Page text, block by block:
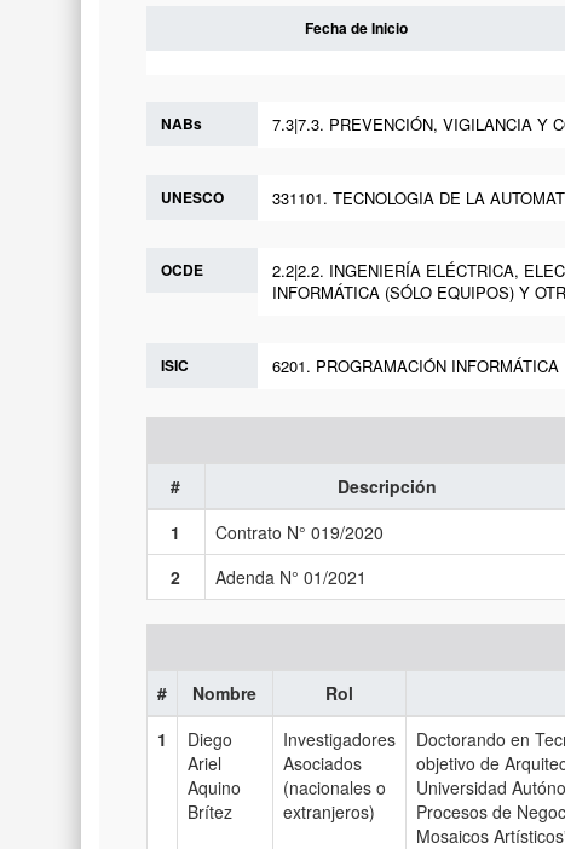
Fecha de Inicio
NABs 7.3|7.3. PREVENCIÓN, VIGILANCIA Y
UNESCO 331101. TECNOLOGIA DE LA
OCDE
2.2|2.2. INGENIERÍA ELÉCTRICA,
INFORMÁTICA (SÓLO EQUIPOS) Y
ISIC 6201. PROGRAMACIÓN INFORMÁTICA
#
Descripción
1
Contrato N° 019/2020
2
Adenda N° 01/2021
#
Nombre Rol
1
Diego
Ariel
Aquino
Brítez
Investigadores
Asociados
(nacionales o
extranjeros)
Doctorando en
objetivo de
Universidad
Procesos de
Mosaicos